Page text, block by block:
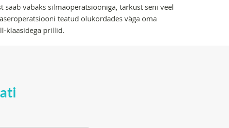
vabaks silmaoperatsiooniga, tarkust seni veel
teatud olukordades väga oma
klaasidega prillid.